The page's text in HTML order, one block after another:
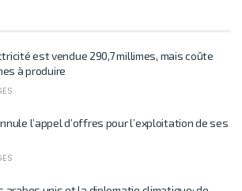
est vendue 290,7 millimes, mais coûte
à produire
l’appel d’offres pour l’exploitation de ses